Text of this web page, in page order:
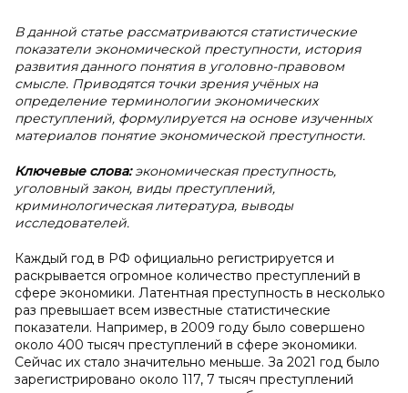
Вданной статье рассматриваются статистические
показатели экономической преступности, история
развития данного понятия в уголовно-правовом
смысле. Приводятся точки зрения учёных на
определение терминологии экономических
преступлений, формулируется на основе изученных
материалов понятие экономической преступности.
Ключевые слова:экономическая преступность,
уголовный закон, виды преступлений,
криминологическая литература, выводы
исследователей.
Каждый год в РФ официально регистрируется и
раскрывается огромное количество преступлений в
сфере экономики. Латентная преступность в несколько
раз превышает всем известные статистические
показатели. Например, в 2009 году было совершено
около 400 тысяч преступлений в сфере экономики.
Сейчас их стало значительно меньше. За 2021 год было
зарегистрировано около 117, 7 тысяч преступлений